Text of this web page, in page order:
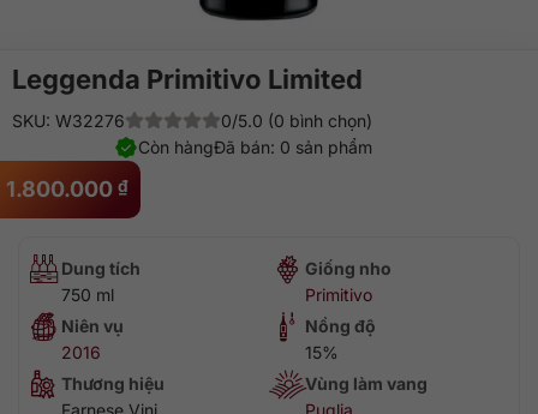
Leggenda Primitivo Limited
1.800.000 ₫
SKU: W32276
0/5.0 (0 bình chọn)
Đã bán: 0 sản phẩm
Còn hàng
Dung tích
750 ml
Giống nho
Primitivo
Niên vụ
2016
Nồng độ
15%
Thương hiệu
Farnese Vini
Vùng làm vang
Puglia